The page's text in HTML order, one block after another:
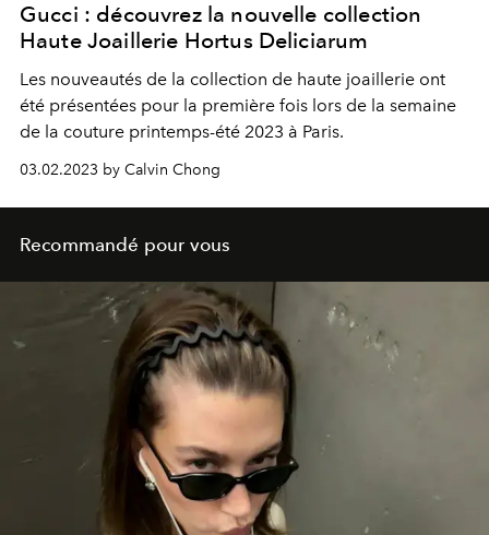
Gucci : découvrez la nouvelle collection
Haute Joaillerie Hortus Deliciarum
Les nouveautés de la collection de haute joaillerie ont
été présentées pour la première fois lors de la semaine
de la couture printemps-été 2023 à Paris.
03.02.2023 by Calvin Chong
Recommandé pour vous